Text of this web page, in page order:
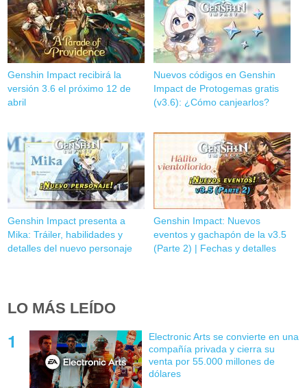
Genshin Impact recibirá la
versión 3.6 el próximo 12 de
abril
Nuevos códigos en Genshin
Impact de Protogemas gratis
(v3.6): ¿Cómo canjearlos?
Genshin Impact presenta a
Mika: Tráiler, habilidades y
detalles del nuevo personaje
Genshin Impact: Nuevos
eventos y gachapón de la v3.5
(Parte 2) | Fechas y detalles
LO MÁS LEÍDO
Electronic Arts se convierte en una
compañía privada y cierra su
venta por 55.000 millones de
dólares